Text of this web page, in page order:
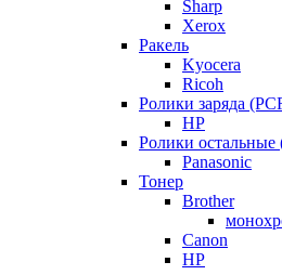
Sharp
Xerox
Ракель
Kyocera
Ricoh
Ролики заряда
HP
Ролики
Panasonic
Тонер
Brother
Canon
HP